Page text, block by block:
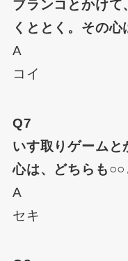
ブランコとかけて
くととく。その
A
コイ
Q7
いす取りゲームと
心は、どちらも
A
セキ